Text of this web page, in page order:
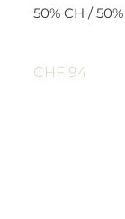
50% CH /
CHF 94